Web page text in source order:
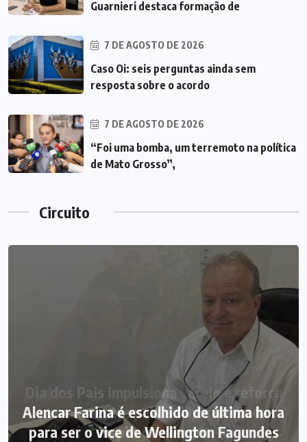
Guarnieri destaca formação de
7 DE AGOSTO DE 2026
Caso Oi: seis perguntas ainda sem
resposta sobre o acordo
7 DE AGOSTO DE 2026
“Foi uma bomba, um terremoto na política
de Mato Grosso”,
Circuito
Alencar Farina é escolhido de última hora
para ser o vice de Wellington Fagundes